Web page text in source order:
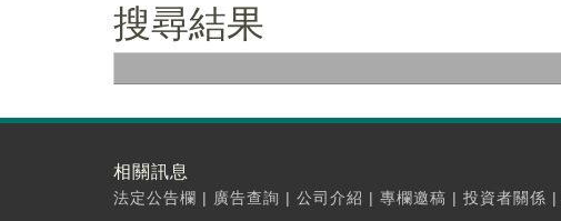
搜尋結果
相關訊息
法定公告欄 | 廣告查詢 | 公司介紹 | 專欄邀稿 | 投資者關係 |